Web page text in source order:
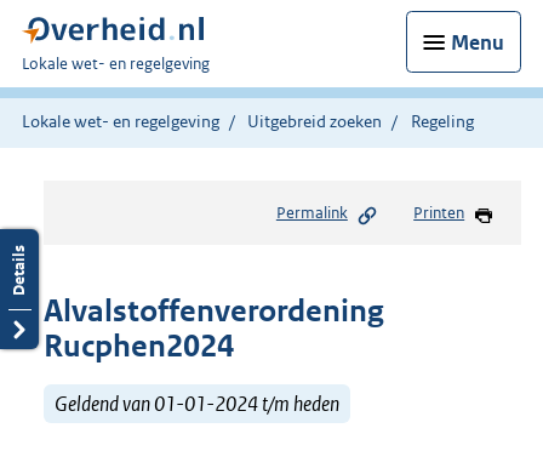
Menu
U
bent
hier:
Lokale wet- en regelgeving
Lokale wet- en regelgeving Uitgebreid zoeken Regeling
Permalink Printen
Alvalstoffenverordening
Rucphen2024
Geldend van 01-01-2024 t/m heden